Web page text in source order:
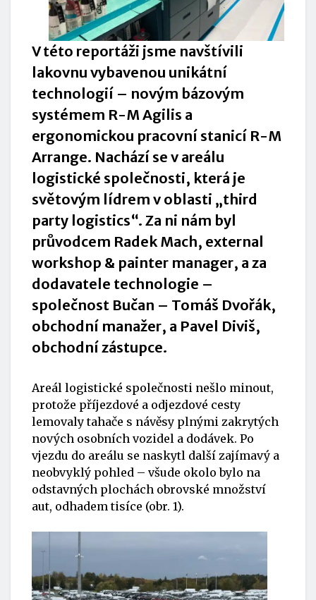
V této reportáži jsme navštívili
lakovnu vybavenou unikátní
technologií – novým bázovým
systémem R-M Agilis a
ergonomickou pracovní stanicí R-M
Arrange. Nachází se v areálu
logistické společnosti, která je
světovým lídrem v oblasti „third
party logistics“. Za ni nám byl
průvodcem Radek Mach, external
workshop & painter manager, a za
dodavatele technologie –
společnost Bučan – Tomáš Dvořák,
obchodní manažer, a Pavel Diviš,
obchodní zástupce.
Areál logistické společnosti nešlo minout,
protože příjezdové a odjezdové cesty
lemovaly tahače s návěsy plnými zakrytých
nových osobních vozidel a dodávek. Po
vjezdu do areálu se naskytl další zajímavý a
neobvyklý pohled – všude okolo bylo na
odstavných plochách obrovské množství
aut, odhadem tisíce (obr. 1).